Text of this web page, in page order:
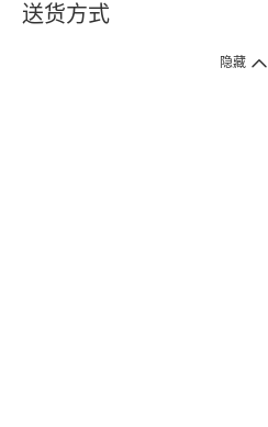
送货方式
1. 送货到府（受卫生署条例规管产品除外 ）
隐藏